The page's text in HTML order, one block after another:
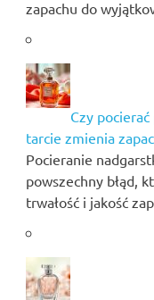
zapachu do
Czy
tarcie zmienia
Pocieranie
powszechny błąd,
trwałość i jakość